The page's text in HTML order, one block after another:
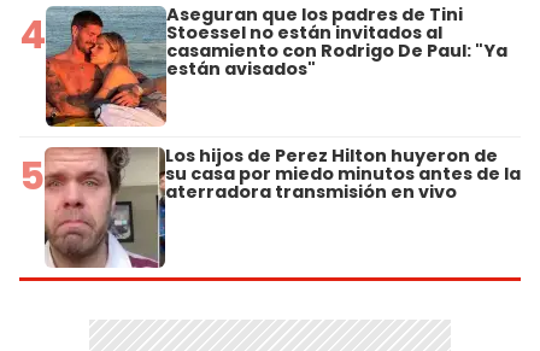
4 Aseguran que los padres de Tini
Stoessel no están invitados al
casamiento con Rodrigo De Paul: "Ya
están avisados"
5 Los hijos de Perez Hilton huyeron de
su casa por miedo minutos antes de la
aterradora transmisión en vivo